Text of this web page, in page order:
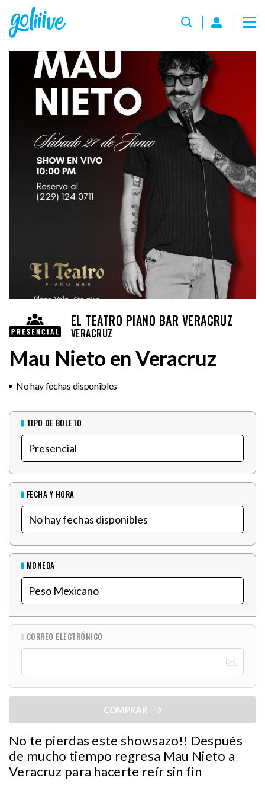
EL TEATRO PIANO BAR VERACRUZ
VERACRUZ
Mau Nieto en Veracruz
No hay fechas disponibles
TIPO DE BOLETO
FECHA Y HORA
MONEDA
CORREO ELECTRÓNICO
COMPRAR
No te pierdas este showsazo!! Después
de mucho tiempo regresa Mau Nieto a
Veracruz para hacerte reír sin fin